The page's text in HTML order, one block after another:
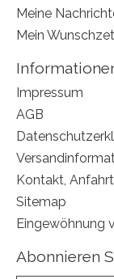
Meine
Mein
Impressum
AGB
Kontakt,
Sitemap
Eingewöhnung
Abonnieren